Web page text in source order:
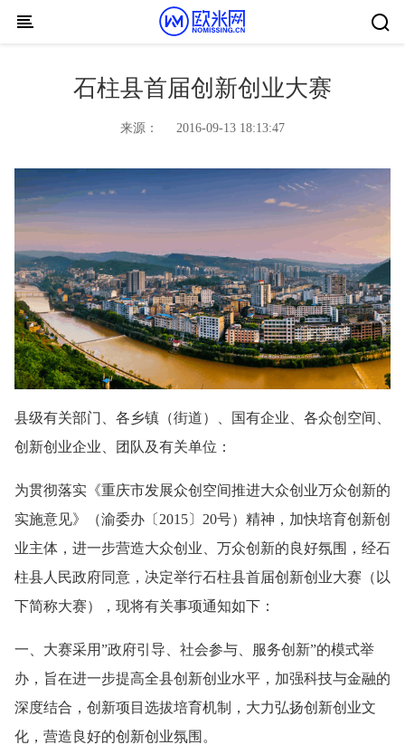
Skip to content
石柱县首届创新创业大赛
来源： 2016-09-13 18:13:47
县级有关部门、各乡镇（街道）、国有企业、各众创空间、
创新创业企业、团队及有关单位：
为贯彻落实《重庆市发展众创空间推进大众创业万众创新的
实施意见》（渝委办〔2015〕20号）精神，加快培育创新创
业主体，进一步营造大众创业、万众创新的良好氛围，经石
柱县人民政府同意，决定举行石柱县首届创新创业大赛（以
下简称大赛），现将有关事项通知如下：
一、大赛采用”政府引导、社会参与、服务创新”的模式举
办，旨在进一步提高全县创新创业水平，加强科技与金融的
深度结合，创新项目选拔培育机制，大力弘扬创新创业文
化，营造良好的创新创业氛围。